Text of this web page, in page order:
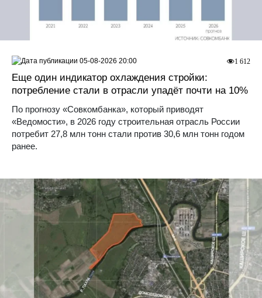
Еще один индикатор охлаждения стройки:
потребление стали в отрасли упадёт почти на 10%
По прогнозу «Совкомбанка», который приводят
«Ведомости», в 2026 году строительная отрасль России
потребит 27,8 млн тонн стали против 30,6 млн тонн годом
ранее.
1 612
05-08-2026 20:00